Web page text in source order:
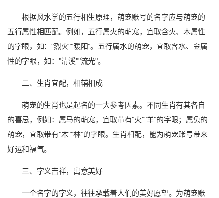
根据风水学的五行相生原理，萌宠账号的名字应与萌宠的
五行属性相匹配。例如，五行属火的萌宠，宜取含火、木属性
的字眼，如："烈火""暖阳"。五行属水的萌宠，宜取含水、金属
性的字眼，如："清溪""流光"。
二、生肖宜配，相辅相成
萌宠的生肖也是起名的一大参考因素。不同生肖有其各自
的喜忌，例如：属马的萌宠，宜取带有"火""羊"的字眼；属兔的
萌宠，宜取带有"木""林"的字眼。生肖相配，能为萌宠账号带来
好运和福气。
三、字义吉祥，寓意美好
一个名字的字义，往往承载着人们的美好愿望。为萌宠账